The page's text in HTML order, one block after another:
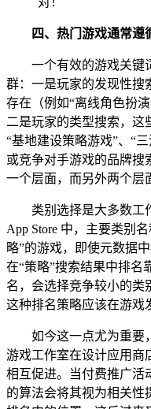
四、 热门游戏通常遵
一个有效的游戏关键
群：一是玩家的发现性搜
存在（例如“离线角色扮
二是玩家的类型搜索，这
“基地建设策略游戏”、“
或竞争对手游戏的品牌搜
一个层面，而另外两个层
类别选择是大多数工
App Store 中，主要类别
略”的游戏，即使元数据
在“策略”搜索结果中排名
名，会选择竞争较小的类
这种排名策略应该在游戏
如今这一点尤为重要
游戏工作室在设计应用商
相互促进。当付费推广活
的算法会将其视为相关性